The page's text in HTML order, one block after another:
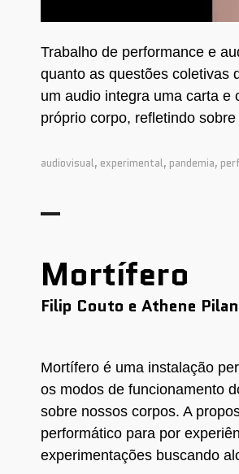
Trabalho de performance e
quanto as questões coletivas
um audio integra uma carta e
próprio corpo, refletindo
audiovisual, experimental, pandemia,
Mortífero
Filip Couto e Athene Pilan
Mortífero é uma instalação
os modos de funcionamento
sobre nossos corpos. A
performático para por
experimentações buscando